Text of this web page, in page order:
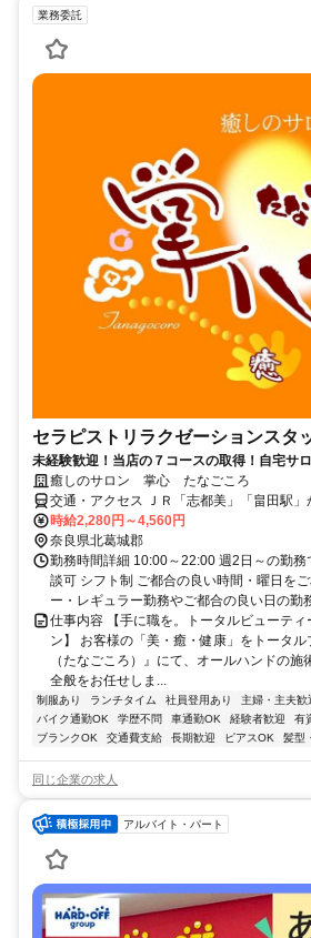
業務委託
セラピストリラクゼーションスタ
未経験歓迎！当店の７コースの取得！自宅サ
癒しのサロン 掌心 たなごころ
交通・アクセス ＪＲ「志都美」「畠田駅
駅」から車で10分
時給2,280円～4,560円
奈良県北葛城郡
勤務時間詳細 10:00～22:00 週2日～の勤務
談可 シフト制 ご都合の良い時間・曜日を
ー・レギュラー勤務やご都合の良い日の勤
仕事内容 【手に職を。トータルビューティ
ン】 お客様の「美・癒・健康」をトータ
（たなごころ）』にて、オールハンドの
全般をお任せしま...
制服あり ランチタイム 社員登用あり 主婦・主夫歓
バイク通勤OK
学歴不問 車通勤OK 経験者歓迎 有
ブランクOK
交通費支給 長期歓迎 ピアスOK 髪型
同じ企業の求人
アルバイト・パート